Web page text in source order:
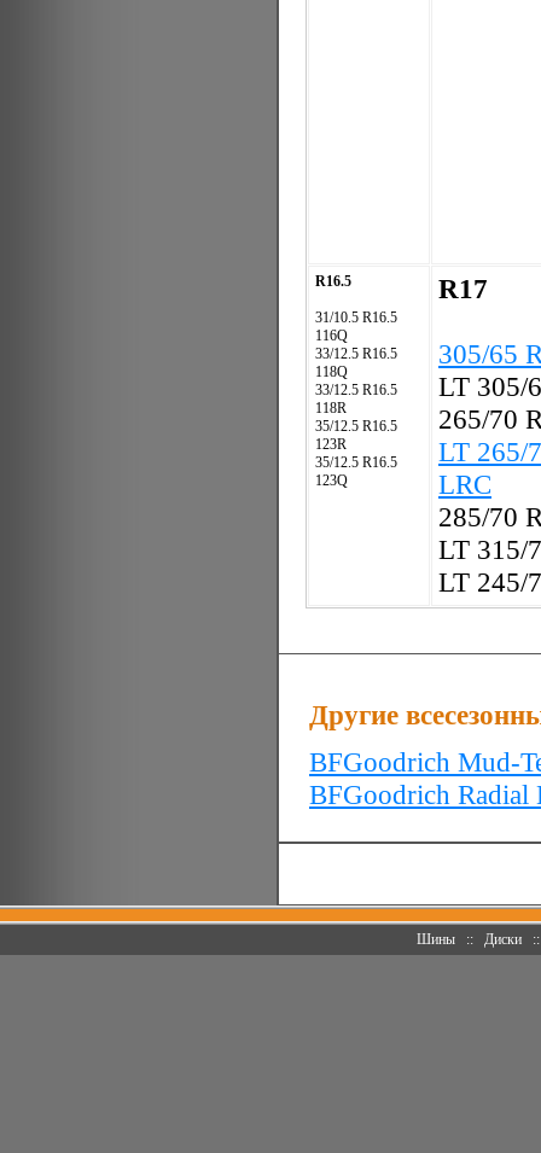
R16.5
31/10.5 R16.5
116Q
33/12.5 R16.5
118Q
33/12.5 R16.5
118R
35/12.5 R16.5
123R
35/12.5 R16.5
123Q
R17
305/65
LT 305/
265/70
LT 265/
LRC
285/70
LT 315/
LT 245/
Другие
BFGoodrich Mud-
BFGoodrich
Шины :: Диски